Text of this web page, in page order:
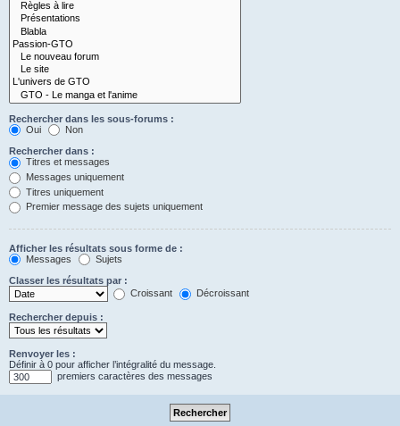
Rechercher dans les sous-forums :
Oui
Non
Rechercher dans :
Titres et messages
Messages uniquement
Titres uniquement
Premier message des sujets uniquement
Afficher les résultats sous forme de :
Messages
Sujets
Classer les résultats par :
Croissant
Décroissant
Rechercher depuis :
Renvoyer les :
Définir à 0 pour afficher l’intégralité du message.
premiers caractères des messages